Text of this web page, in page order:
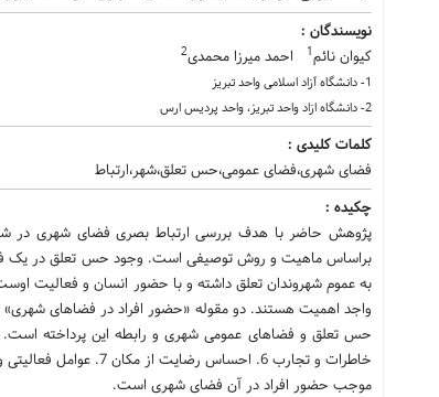
نویسندگان :
کیوان نائم1 احمد میرزا محمدی2
1- دانشگاه آزاد اسلامی واحد تبریز
2- دانشگاه ازاد واحد تبریز، واحد پردیس ارس
کلمات کلیدی :
فضای شهری،فضای عمومی،حس تعلق،شهر،ارتباط
چکیده :
پژوهش حاضر با هدف بررسی ارتباط بصری فضای شهری در
براساس ماهیت و روش توصیفی است. وجود حس تعلق در یک
به عموم شهروندان تعلق داشته و با حضور انسان و فعالیت اوست
واجد اهمیت هستند. دو مقوله «حضور افراد در فضاهای
موجب حضور افراد در آن فضای شهری است.